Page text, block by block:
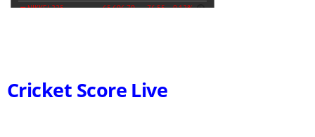
Cricket Score Live